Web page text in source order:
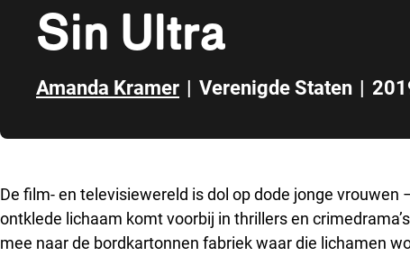
Sin Ultra
Amanda Kramer | Verenigde Staten |
De film- en televisiewereld is dol op dode jonge vrouwen
ontklede lichaam komt voorbij in thrillers en
mee naar de bordkartonnen fabriek waar die lichamen